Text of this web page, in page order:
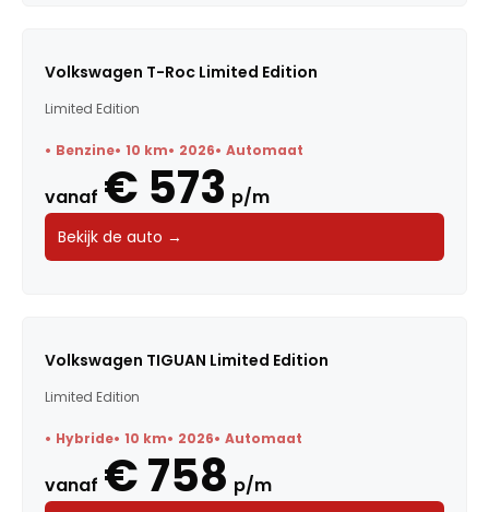
Volkswagen T-Roc Limited Edition
Limited Edition
Benzine 10 km 2026 Automaat
vanaf € 573 p/m
Bekijk de auto →
Volkswagen TIGUAN Limited Edition
Limited Edition
Hybride 10 km 2026 Automaat
vanaf € 758 p/m